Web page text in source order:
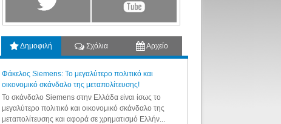
Δημοφιλή Σχόλια Αρχείο
Φάκελος Siemens: Το μεγαλύτερο πολιτικό και
οικονομικό σκάνδαλο της μεταπολίτευσης!
Το σκάνδαλο Siemens στην Ελλάδα είναι ίσως το
μεγαλύτερο πολιτικό και οικονομικό σκάνδαλο της
μεταπολίτευσης και αφορά σε χρηματισμό Ελλήν...